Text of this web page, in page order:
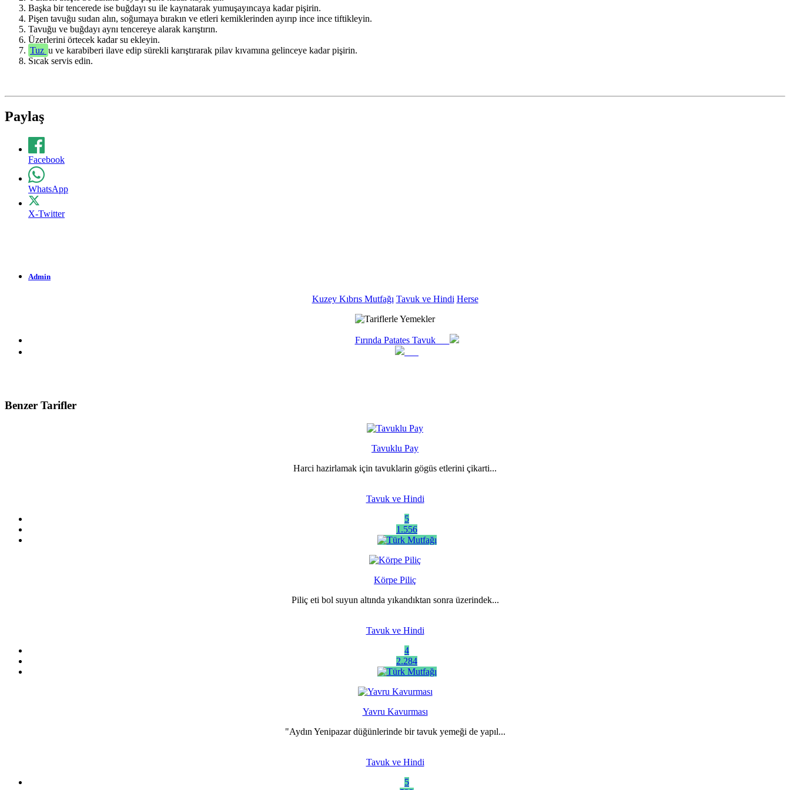
Başka bir tencerede ise buğdayı su ile kaynatarak yumuşayıncaya kadar pişirin.
Pişen tavuğu sudan alın, soğumaya bırakın ve etleri kemiklerinden ayırıp ince ince tiftikleyin.
Tavuğu ve buğdayı aynı tencereye alarak karıştırın.
Üzerlerini örtecek kadar su ekleyin.
Tuz u ve karabiberi ilave edip sürekli karıştırarak pilav kıvamına gelinceye kadar pişirin.
Sıcak servis edin.
Paylaş
Facebook
WhatsApp
X-Twitter
Admin
Kuzey Kıbrıs Mutfağı Tavuk ve Hindi Herse
Fırında Patates Tavuk
Benzer Tarifler
Tavuklu Pay
Harci hazirlamak için tavuklarin gögüs etlerini çikarti...
Tavuk ve Hindi
5
1.556
Körpe Piliç
Piliç eti bol suyun altında yıkandıktan sonra üzerindek...
Tavuk ve Hindi
4
2.284
Yavru Kavurması
"Aydın Yenipazar düğünlerinde bir tavuk yemeği de yapıl...
Tavuk ve Hindi
5